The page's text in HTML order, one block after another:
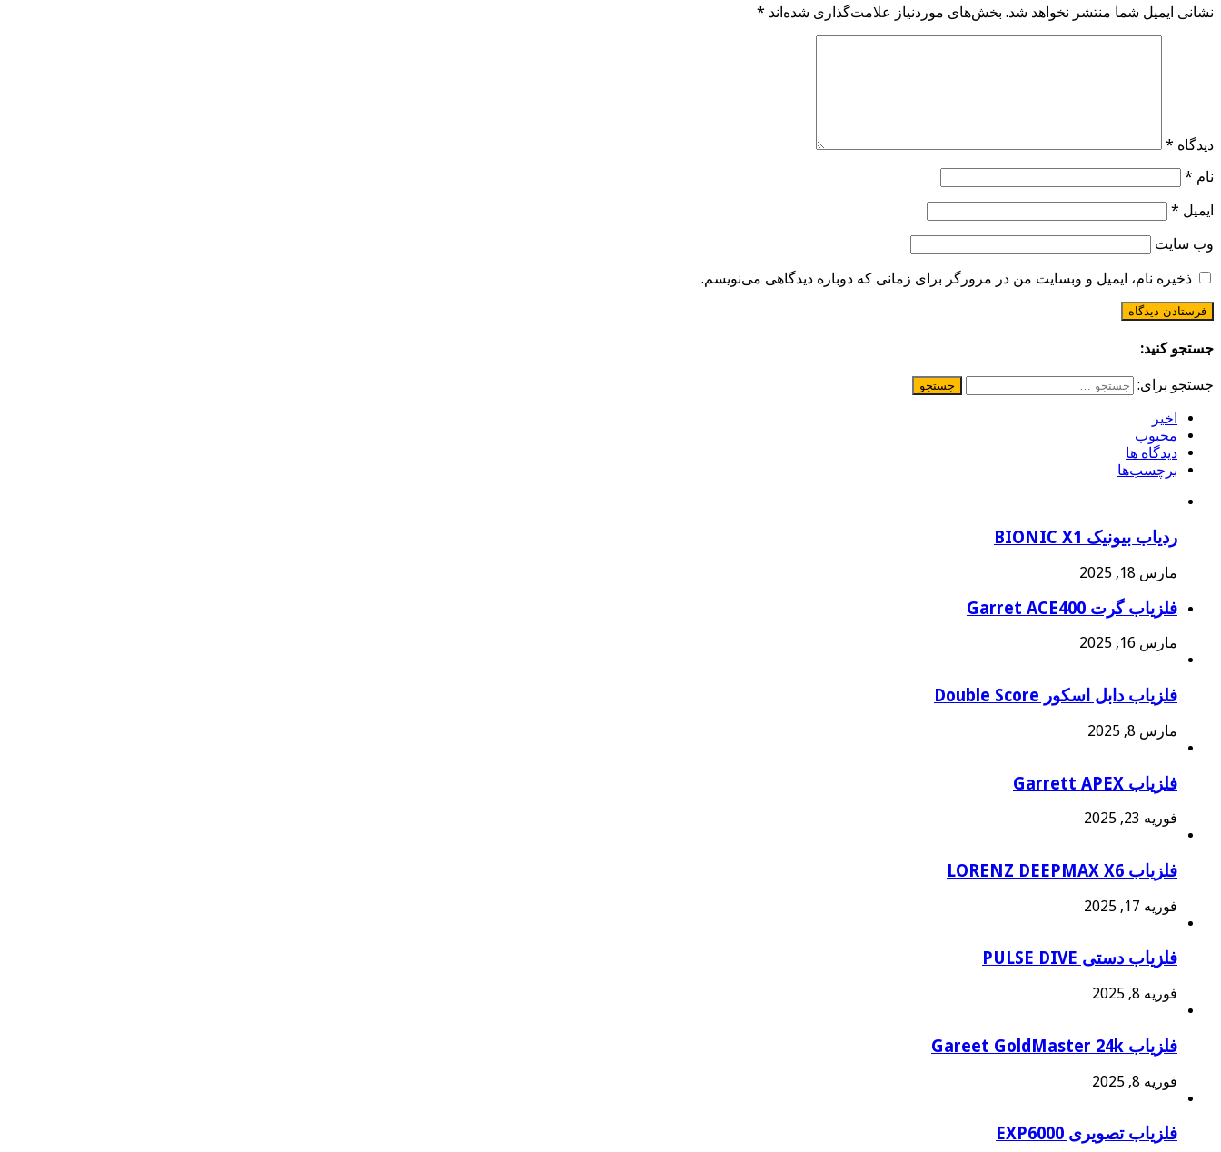
نشانی ایمیل شما منتشر نخواهد شد. بخش‌های موردنیاز علامت‌گذاری شده‌اند *
دیدگاه *
نام *
ایمیل *
وب‌ سایت
ذخیره نام، ایمیل و وبسایت من در مرورگر برای زمانی که دوباره دیدگاهی می‌نویسم.
جستجو کنید:
جستجو برای:
اخیر
محبوب
دیدگاه ها
برچسب‌ها
ردیاب بیونیک BIONIC X1
مارس 18, 2025
فلزیاب گرت Garret ACE400
مارس 16, 2025
فلزیاب دابل اسکور Double Score
مارس 8, 2025
فلزیاب Garrett APEX
فوریه 23, 2025
فلزیاب LORENZ DEEPMAX X6
فوریه 17, 2025
فلزیاب دستی PULSE DIVE
فوریه 8, 2025
فلزیاب Gareet GoldMaster 24k
فوریه 8, 2025
فلزیاب تصویری EXP6000